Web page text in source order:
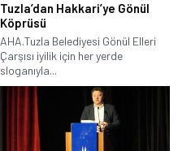
Tuzla’dan Hakkari’ye Gönül
Köprüsü
AHA.Tuzla Belediyesi Gönül Elleri
Çarşısı iyilik için her yerde
sloganıyla...